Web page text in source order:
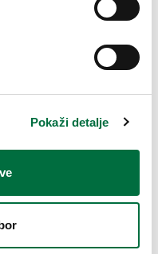
Pokaži detalje